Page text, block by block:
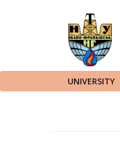
UNIVERSITY